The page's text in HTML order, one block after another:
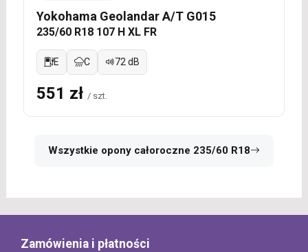
Yokohama Geolandar A/T G015
235/60 R18 107 H XL FR
E C 72 dB
551 zł / szt.
Wszystkie opony całoroczne 235/60 R18
Zamówienia i płatności